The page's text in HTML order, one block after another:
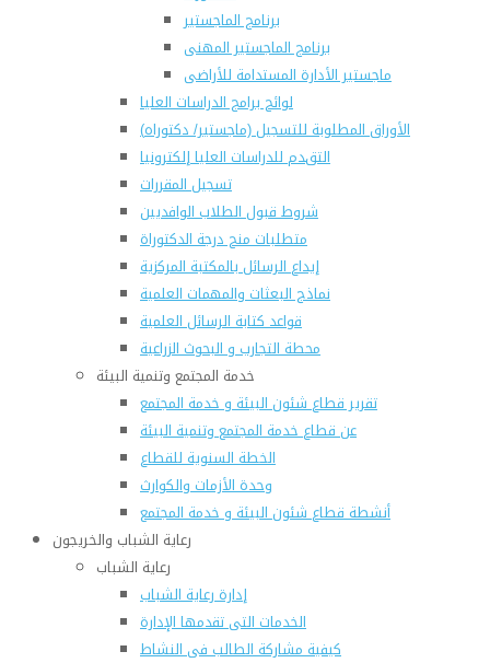
برنامج الماجستير
برنامج الماجستير المهنى
ماجستير الأدارة المستدامة للأراضى
لوائح برامج الدراسات العليا
(الأوراق المطلوبة للتسجيل (ماجستير/ دكتوراه
التقدم للدراسات العليا إلكترونيا
تسجيل المقررات
شروط قبول الطلاب الوافديين
متطلبات منح درجة الدكتوراة
إيداع الرسائل بالمكتبة المركزية
نماذج البعثات والمهمات العلمية
قواعد كتابة الرسائل العلمية
محطة التجارب و البحوث الزراعية
خدمة المجتمع وتنمية البيئة
تقرير قطاع شئون البيئة و خدمة المجتمع
عن قطاع خدمة المجتمع وتنمية البيئة
الخطة السنوية للقطاع
وحدة الأزمات والكوارث
أنشطة قطاع شئون البيئة و خدمة المجتمع
رعاية الشباب والخريجون
رعاية الشباب
إدارة رعاية الشباب
الخدمات التى تقدمها الإدارة
كيفية مشاركة الطالب فى النشاط